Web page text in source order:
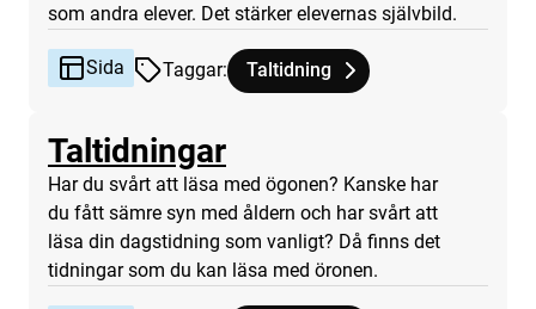
som andra elever. Det stärker elevernas självbild.
Sida Taggar: Tagg
Taltidning
tillhör
Taltidningen i skolan
TaltidningarSida
Har du svårt att läsa med ögonen? Kanske har
du fått sämre syn med åldern och har svårt att
läsa din dagstidning som vanligt? Då finns det
tidningar som du kan läsa med öronen.